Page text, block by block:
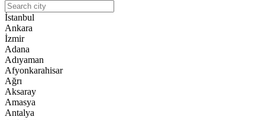
İstanbul
Ankara
İzmir
Adana
Adıyaman
Afyonkarahisar
Ağrı
Aksaray
Amasya
Antalya